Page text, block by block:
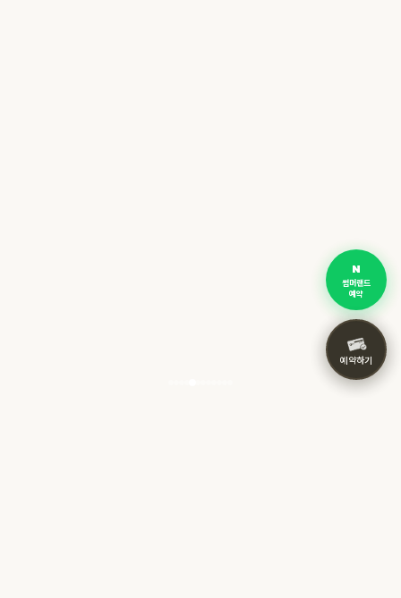
썸머랜드
예약
예약하기